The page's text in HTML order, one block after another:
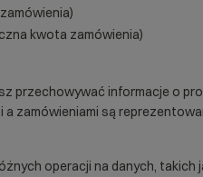
kwota zamówienia)
przechowywać informacje o
a zamówieniami są
operacji na danych,